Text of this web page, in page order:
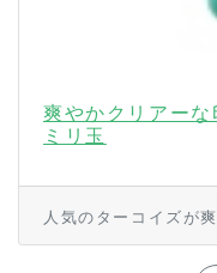
爽やかクリアー
ミリ玉
人気のターコイズが